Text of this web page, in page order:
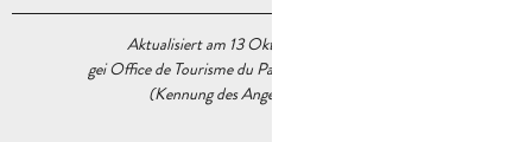
Aktualisiert am 13 Oktober 2025 Um 11:11
gei Office de Tourisme du Pays d’Aubagne et de l’Étoile
(Kennung des Angebots :